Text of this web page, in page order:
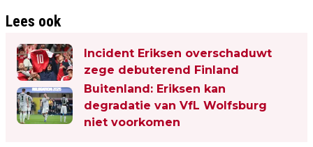
Lees ook
Incident Eriksen overschaduwt
zege debuterend Finland
Buitenland: Eriksen kan
degradatie van VfL Wolfsburg
niet voorkomen